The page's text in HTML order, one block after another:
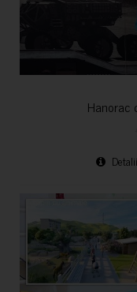
Hanorac
Detalii